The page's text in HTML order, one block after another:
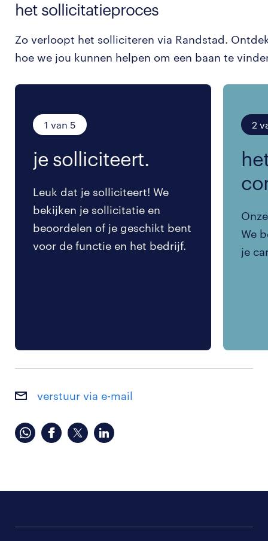
het sollicitatieproces
Zo verloopt het solliciteren via Randstad.
hoe we jou kunnen helpen om een baan te
1 van 5
je solliciteert.
Leuk dat je solliciteert! We
bekijken je sollicitatie en
beoordelen of je geschikt bent
voor de functie en het bedrijf.
2
We
je
verstuur via e-mail